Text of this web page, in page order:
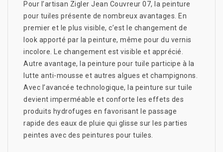
Pour l’artisan Zigler Jean Couvreur 07, la peinture
pour tuiles présente de nombreux avantages. En
premier et le plus visible, c’est le changement de
look apporté par la peinture, même pour du vernis
incolore. Le changement est visible et apprécié.
Autre avantage, la peinture pour tuile participe à la
lutte anti-mousse et autres algues et champignons.
Avec l’avancée technologique, la peinture sur tuile
devient imperméable et conforte les effets des
produits hydrofuges en favorisant le passage
rapide des eaux de pluie qui glisse sur les parties
peintes avec des peintures pour tuiles.